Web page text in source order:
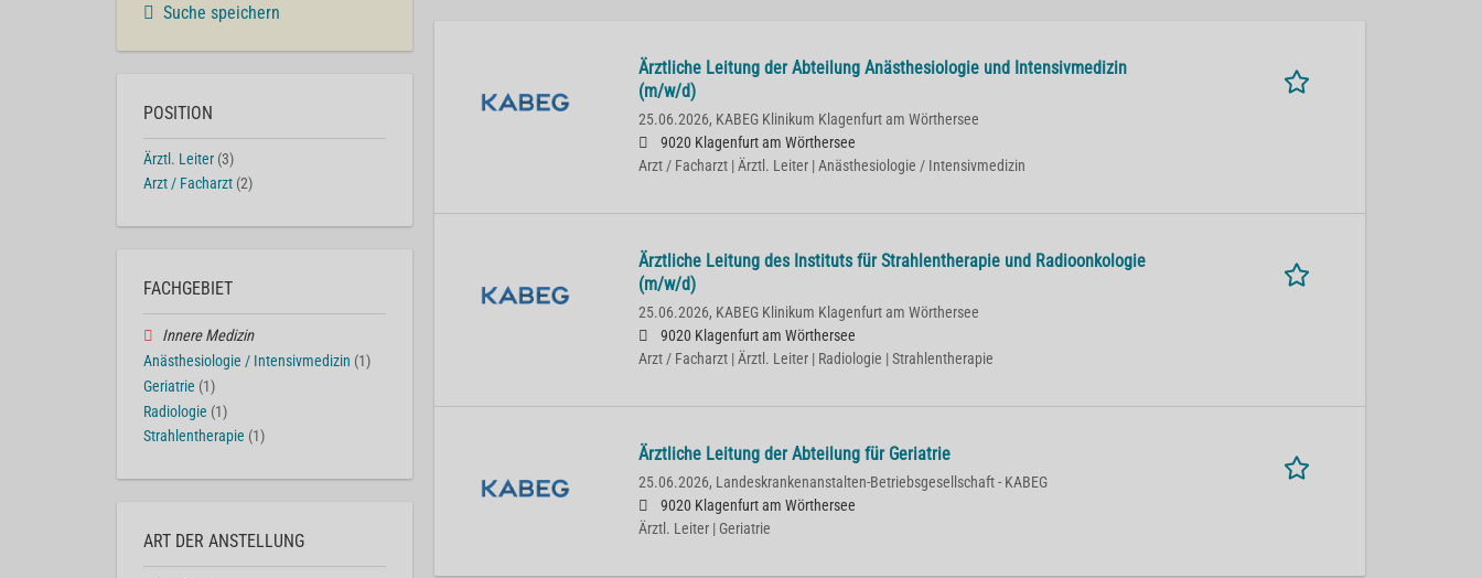
Ärztliche Leitung der Abteilung Anästhesiologie und Intensivmedizin
(m/w/d)
25.06.2026, KABEG Klinikum Klagenfurt am Wörthersee
9020 Klagenfurt am Wörthersee
Arzt / Facharzt | Ärztl. Leiter | Anästhesiologie / Intensivmedizin
Ärztliche Leitung des Instituts für Strahlentherapie und Radioonkologie
(m/w/d)
25.06.2026, KABEG Klinikum Klagenfurt am Wörthersee
9020 Klagenfurt am Wörthersee
Arzt / Facharzt | Ärztl. Leiter | Radiologie | Strahlentherapie
Ärztliche Leitung der Abteilung für Geriatrie
25.06.2026, Landeskrankenanstalten-Betriebsgesellschaft - KABEG
9020 Klagenfurt am Wörthersee
Ärztl. Leiter | Geriatrie
Suche speichern
POSITION
Ärztl. Leiter (3)
Arzt / Facharzt (2)
FACHGEBIET
Innere Medizin
Anästhesiologie / Intensivmedizin (1)
Geriatrie (1)
Radiologie (1)
Strahlentherapie (1)
ART DER ANSTELLUNG